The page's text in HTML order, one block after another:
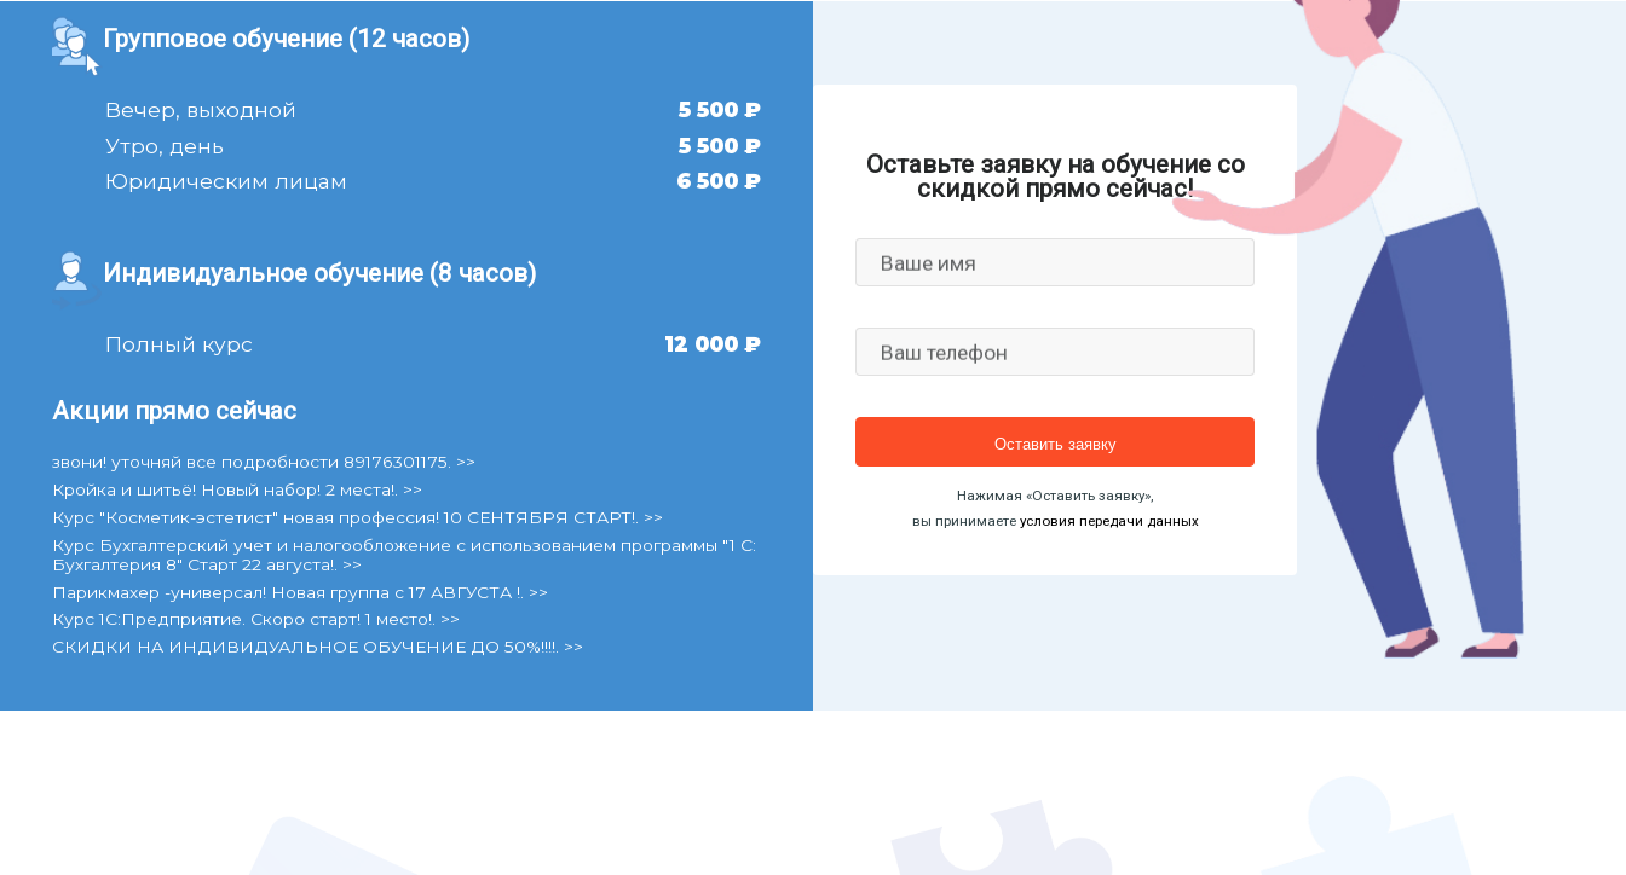
Групповое обучение (12 часов)
Вечер, выходной
5 500 ₽
Утро, день
5 500 ₽
Юридическим лицам
6 500 ₽
Индивидуальное обучение (8 часов)
Полный курс 12 000 ₽
Акции прямо сейчас
звони! уточняй все подробности 89176301175. >>
Кройка и шитьё! Новый набор! 2 места!. >>
Курс "Косметик-эстетист" новая профессия! 10 СЕНТЯБРЯ СТАРТ!. >>
Курс Бухгалтерский учет и налогообложение с использованием программы "1 С:
Бухгалтерия 8" Старт 22 августа!. >>
Парикмахер -универсал! Новая группа с 17 АВГУСТА !. >>
Курс 1С:Предприятие. Скоро старт! 1 место!. >>
СКИДКИ НА ИНДИВИДУАЛЬНОЕ ОБУЧЕНИЕ ДО 50%!!!!. >>
Оставьте заявку на обучение со
скидкой прямо сейчас!
Ваше имя
Ваш телефон
Нажимая «Оставить заявку»,
вы принимаете условия передачи данных